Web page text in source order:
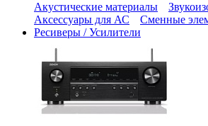
Акустические материалы
Аксессуары для АС
Сменные
Ресиверы / Усилители